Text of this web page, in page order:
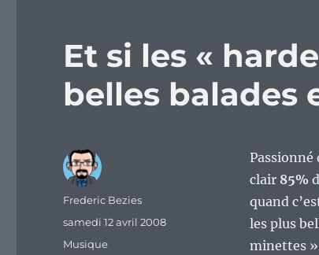
Et si les «
belles balades
Passionné
clair 85%
quand
les plus
minettes »
Auteur
Frederic Bezies
Publié
samedi 12 avril 2008
Catégories
Musique